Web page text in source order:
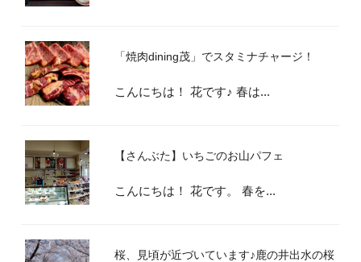
「焼肉dining茂」でスタミナチャージ！
こんにちは！ 花です♪ 春は...
【さんぶた】いちごのお山パフェ
こんにちは！ 花です。 春を...
桜、見頃が近づいています♪鹿の井出水の桜